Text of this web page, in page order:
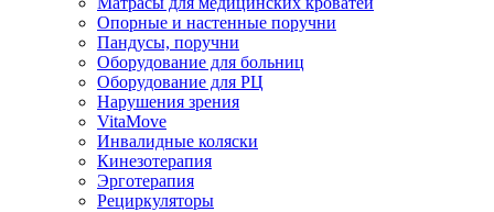
Опорные и настенные поручни
Пандусы, поручни
Оборудование для больниц
Оборудование для РЦ
Нарушения зрения
VitaMove
Инвалидные коляски
Кинезотерапия
Эрготерапия
Рециркуляторы